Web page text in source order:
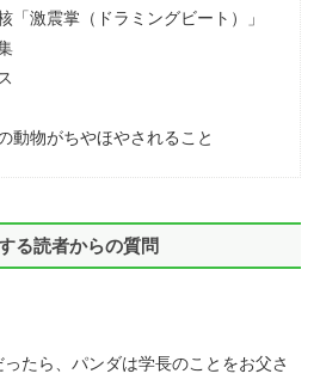
「激震掌（ドラミングビート）」
動物がちやほやされること
る読者からの質問
たら、パンダは学長のことをお父さ